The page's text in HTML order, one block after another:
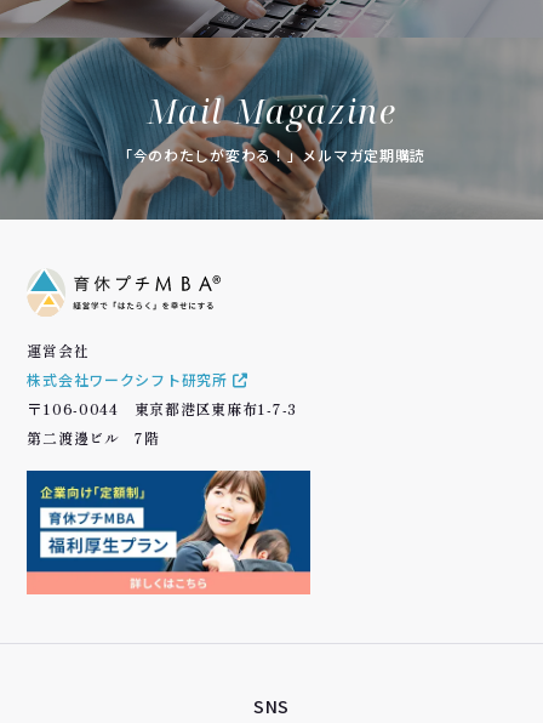
Mail Magazine
「今のわたしが変わる！」メルマガ定期購読
運営会社
株式会社ワークシフト研究所
〒106-0044 東京都港区東麻布1-7-3
第二渡邊ビル 7階
SNS